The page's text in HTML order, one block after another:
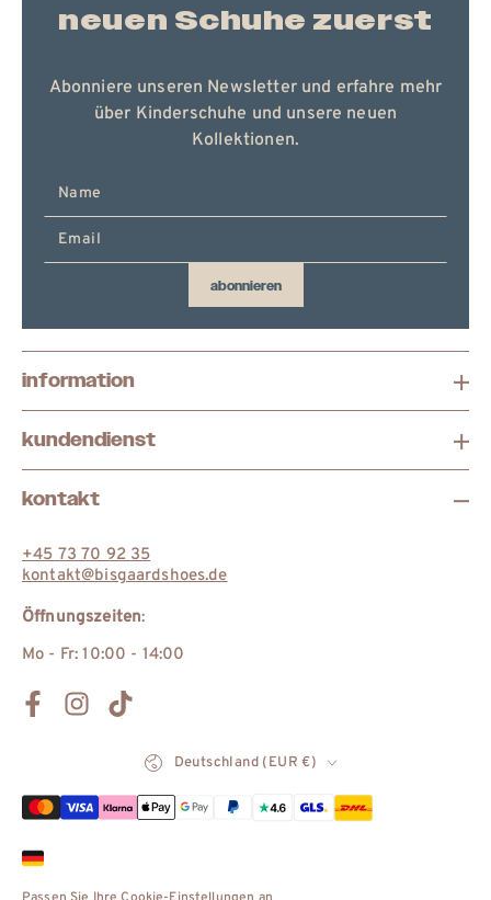
neuen Schuhe zuerst
Abonniere unseren Newsletter und erfahre mehr
über Kinderschuhe und unsere neuen
Kollektionen.
hier
abonnieren
information
kundendienst
kontakt
+45 73 70 92 35
kontakt@bisgaardshoes.de
Öffnungszeiten:
Mo - Fr: 10:00 - 14:00
FacebookInstagramTikTok
Deutschland (EUR €)
Zahlungsmöglichkeiten